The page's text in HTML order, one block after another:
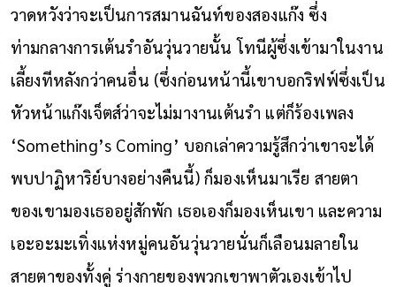
วาดหวังว่าจะเป็นการสมานฉันท์ของสองแก๊ง ซึ่ง
ท่ามกลางการเต้นรำอันวุ่นวายนั้น โทนีผู้ซึ่งเข้ามาในงาน
เลี้ยงทีหลังกว่าคนอื่น (ซึ่งก่อนหน้านี้เขาบอกริฟฟ์ซึ่งเป็น
หัวหน้าแก๊งเจ็ตส์ว่าจะไม่มางานเต้นรำ แต่ก็ร้องเพลง
‘Something’s Coming’ บอกเล่าความรู้สึกว่าเขาจะได้
พบปาฏิหาริย์บางอย่างคืนนี้) ก็มองเห็นมาเรีย สายตา
ของเขามองเธออยู่สักพัก เธอเองก็มองเห็นเขา และความ
เอะอะมะเทิ่งแห่งหมู่คนอันวุ่นวายนั่นก็เลือนมลายใน
สายตาของทั้งคู่ ร่างกายของพวกเขาพาตัวเองเข้าไป